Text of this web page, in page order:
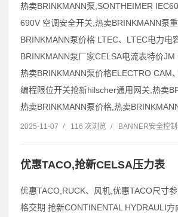
热卖BRINKMANN泵,SONTHEIMER
690V 空调安全开关,热卖BRINKMANN泵
BRINKMANN泵价格 LTEC、LTEC电力电
BRINKMANN泵厂家CELSA电流表特价JM
热卖BRINKMANN泵价格ELECTRO CAM
编程限位开关抢新hilscher通用网关,热卖
热卖BRINKMANN泵价格,热卖
2025-11-07 / 116 次浏览 / BANNER安全控
优惠TACO,抢新CELSA压力表
优惠TACO,RUCK、风机,优惠TACO尺寸
格交期 抢新CONTINENTAL HYDRAULI方